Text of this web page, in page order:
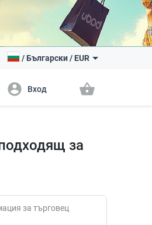
/Български/ EUR
account_circle Вход shopping_basket
за
за търговец